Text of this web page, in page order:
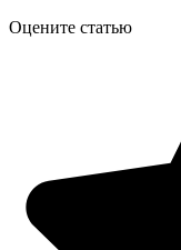
Оцените статью